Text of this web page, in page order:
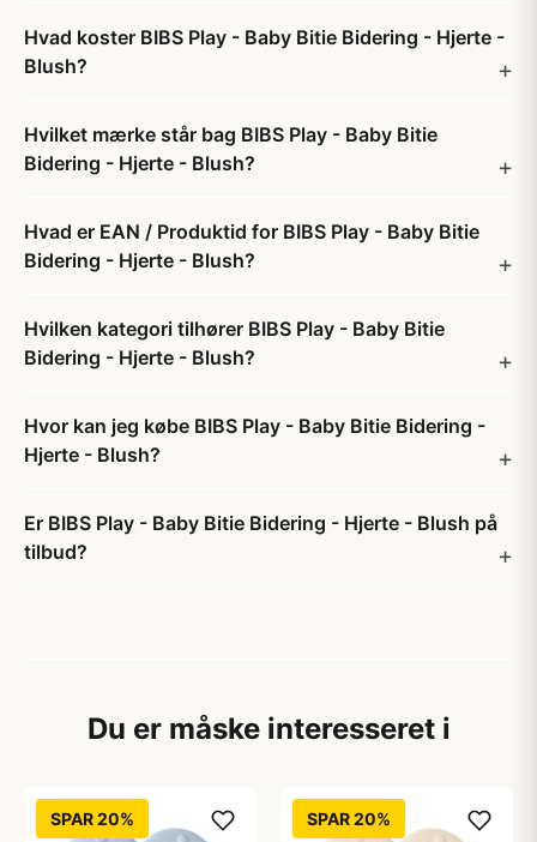
Hvad koster BIBS Play - Baby Bitie Bidering - Hjerte -
Blush?
Hvilket mærke står bag BIBS Play - Baby Bitie
Bidering - Hjerte - Blush?
Hvad er EAN / Produktid for BIBS Play - Baby Bitie
Bidering - Hjerte - Blush?
Hvilken kategori tilhører BIBS Play - Baby Bitie
Bidering - Hjerte - Blush?
Hvor kan jeg købe BIBS Play - Baby Bitie Bidering -
Hjerte - Blush?
Er BIBS Play - Baby Bitie Bidering - Hjerte - Blush på
tilbud?
Du er måske interesseret i
SPAR 20% SPAR 20%